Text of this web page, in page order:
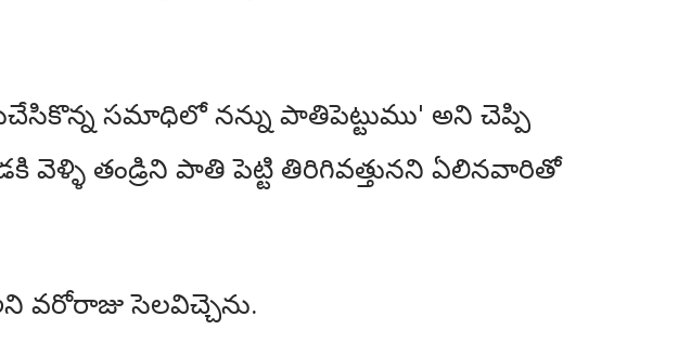
సమాధిలో నన్ను పాతిపెట్టుము' అని చెప్పి
తండ్రిని పాతి పెట్టి తిరిగివత్తునని ఏలినవారితో
వరోరాజు సెలవిచ్చెను.